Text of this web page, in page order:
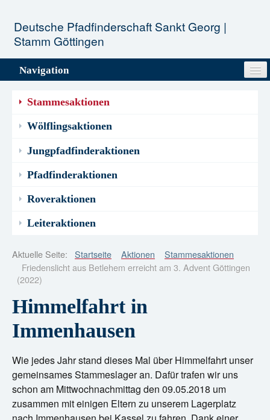
Deutsche Pfadfinderschaft Sankt Georg |
Stamm Göttingen
Navigation
Stufen
Aktionen
Infopool
Stammesaktionen
Wölflingsaktionen
Jungpfadfinderaktionen
Pfadfinderaktionen
Roveraktionen
Leiteraktionen
Aktuelle Seite: Startseite Aktionen
Stammesaktionen
Friedenslicht aus Betlehem erreicht am 3. Advent Göttingen
(2022)
Himmelfahrt in
Immenhausen
Wie jedes Jahr stand dieses Mal über Himmelfahrt unser
gemeinsames Stammeslager an. Dafür trafen wir uns
schon am Mittwochnachmittag den 09.05.2018 um
zusammen mit einigen Eltern zu unserem Lagerplatz